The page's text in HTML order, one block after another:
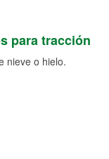
para tracción
nieve o hielo.